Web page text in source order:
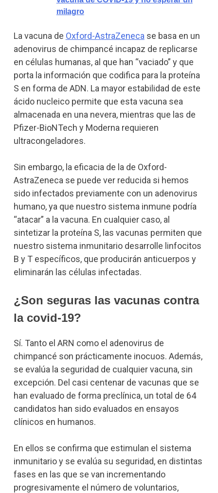
milagro
La vacuna de Oxford-AstraZeneca se basa en un
adenovirus de chimpancé incapaz de replicarse
en células humanas, al que han “vaciado” y que
porta la información que codifica para la proteína
S en forma de ADN. La mayor estabilidad de este
ácido nucleico permite que esta vacuna sea
almacenada en una nevera, mientras que las de
Pfizer-BioNTech y Moderna requieren
ultracongeladores.
Sin embargo, la eficacia de la de Oxford-
AstraZeneca se puede ver reducida si hemos
sido infectados previamente con un adenovirus
humano, ya que nuestro sistema inmune podría
“atacar” a la vacuna. En cualquier caso, al
sintetizar la proteína S, las vacunas permiten que
nuestro sistema inmunitario desarrolle linfocitos
B y T específicos, que producirán anticuerpos y
eliminarán las células infectadas.
¿Son seguras las vacunas contra
la covid-19?
Sí. Tanto el ARN como el adenovirus de
chimpancé son prácticamente inocuos. Además,
se evalúa la seguridad de cualquier vacuna, sin
excepción. Del casi centenar de vacunas que se
han evaluado de forma preclínica, un total de 64
candidatos han sido evaluados en ensayos
clínicos en humanos.
En ellos se confirma que estimulan el sistema
inmunitario y se evalúa su seguridad, en distintas
fases en las que se van incrementando
progresivamente el número de voluntarios,